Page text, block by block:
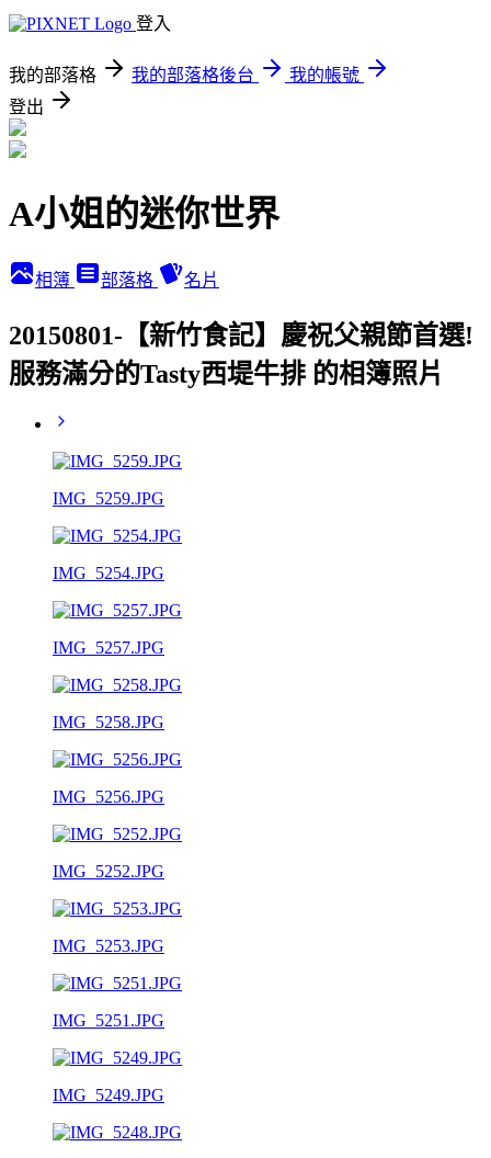
登入
我的部落格 我的部落格後台
我的帳號
登出
A小姐的迷你世界
相簿 部落格 名片
20150801-【新竹食記】慶祝父親節首選!
服務滿分的Tasty西堤牛排 的相簿照片
IMG_5259.JPG
IMG_5254.JPG
IMG_5257.JPG
IMG_5258.JPG
IMG_5256.JPG
IMG_5252.JPG
IMG_5253.JPG
IMG_5251.JPG
IMG_5249.JPG